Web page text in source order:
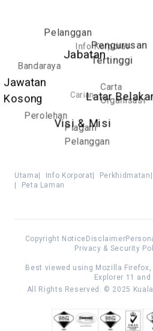
Latar
Visi & Misi
Piagam
Pelanggan
Carta
Organisasi
Pengurusan
Tertinggi
Jabatan
Jawatan
Kosong
Perolehan
Info Korporat
Pelanggan
Bandaraya
Utama Info Korporat Perkhidmatan
Peta Laman
Copyright Notice Disclaimer
Privacy & Security
Best viewed using Mozilla
Explorer 11 and
All Rights Reserved. © 2025